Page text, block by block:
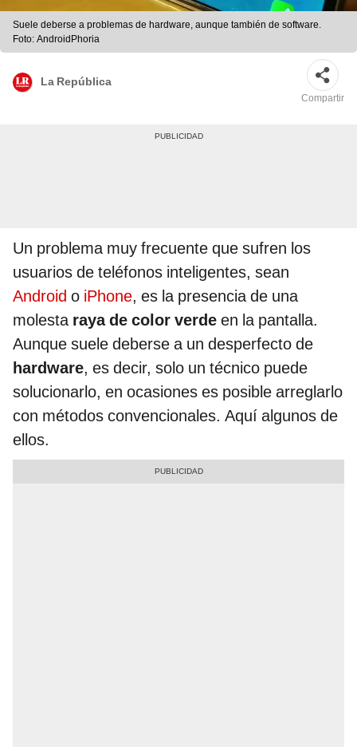
Suele deberse a problemas de hardware, aunque también de software.
Foto: AndroidPhoria
La República
Compartir
Un problema muy frecuente que sufren los
usuarios de teléfonos inteligentes, sean
Android o iPhone, es la presencia de una
molesta raya de color verde en la pantalla.
Aunque suele deberse a un desperfecto de
hardware, es decir, solo un técnico puede
solucionarlo, en ocasiones es posible arreglarlo
con métodos convencionales. Aquí algunos de
ellos.